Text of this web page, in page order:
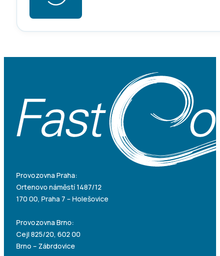
Provozovna Praha:
Ortenovo náměstí 1487/12
170 00, Praha 7 – Holešovice
Provozovna Brno:
Cejl 825/20, 602 00
Brno – Zábrdovice